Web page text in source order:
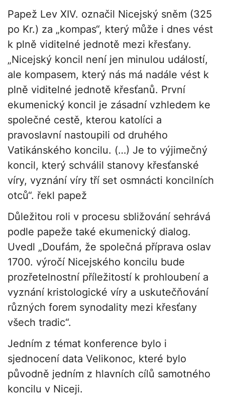
Papež Lev XIV. označil Nicejský sněm (325
po Kr.) za „kompas“, který může i dnes vést
k plně viditelné jednotě mezi křesťany.
„Nicejský koncil není jen minulou událostí,
ale kompasem, který nás má nadále vést k
plně viditelné jednotě křesťanů. První
ekumenický koncil je zásadní vzhledem ke
společné cestě, kterou katolíci a
pravoslavní nastoupili od druhého
Vatikánského koncilu. (…) Je to výjimečný
koncil, který schválil stanovy křesťanské
víry, vyznání víry tří set osmnácti koncilních
otců“. řekl papež
Důležitou roli v procesu sbližování sehrává
podle papeže také ekumenický dialog.
Uvedl „Doufám, že společná příprava oslav
1700. výročí Nicejského koncilu bude
prozřetelnostní příležitostí k prohloubení a
vyznání kristologické víry a uskutečňování
různých forem synodality mezi křesťany
všech tradic“.
Jedním z témat konference bylo i
sjednocení data Velikonoc, které bylo
původně jedním z hlavních cílů samotného
koncilu v Niceji.